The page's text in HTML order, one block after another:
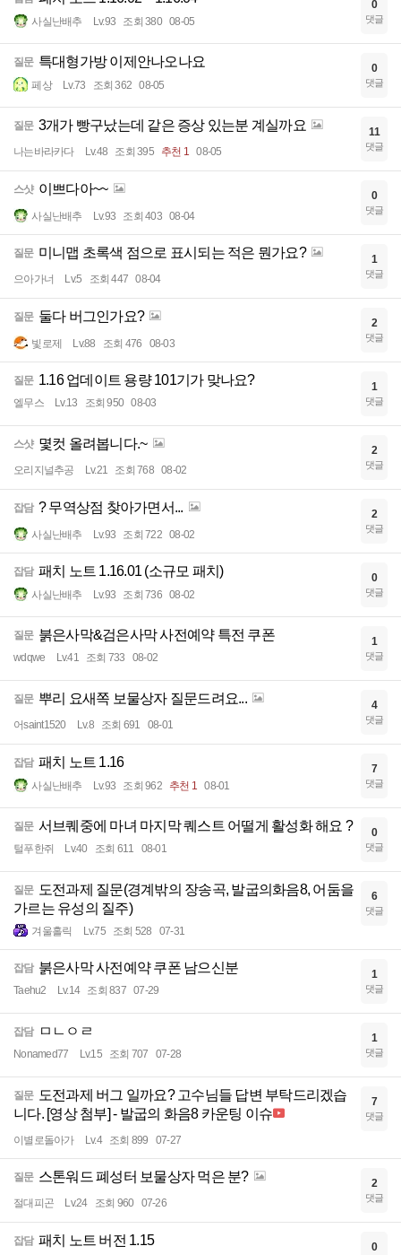
사실난배추 Lv.93 조회 380 08-05
0
댓글
질문 특대형가방 이제안나오나요
페상 Lv.73 조회 362 08-05
0
댓글
질문 3개가 빵구났는데 같은 증상 있는분 계실까요
나는바라카다 Lv.48 조회 395 추천 1 08-05
11
댓글
스샷 이쁘다아~~
사실난배추 Lv.93 조회 403 08-04
0
댓글
질문 미니맵 초록색 점으로 표시되는 적은 뭔가요?
으아가너 Lv.5 조회 447 08-04
1
댓글
질문 둘다 버그인가요?
빛로제 Lv.88 조회 476 08-03
2
댓글
질문 1.16 업데이트 용량 101기가 맞나요?
엘무스 Lv.13 조회 950 08-03
1
댓글
스샷 몇컷 올려봅니다.~
오리지널추공 Lv.21 조회 768 08-02
2
댓글
잡담 ? 무역상점 찾아가면서...
사실난배추 Lv.93 조회 722 08-02
2
댓글
잡담 패치 노트 1.16.01 (소규모 패치)
사실난배추 Lv.93 조회 736 08-02
0
댓글
질문 붉은사막&검은사막 사전예약 특전 쿠폰
wdqwe Lv.41 조회 733 08-02
1
댓글
질문 뿌리 요새쪽 보물상자 질문드려요...
어saint1520 Lv.8 조회 691 08-01
4
댓글
잡담 패치 노트 1.16
사실난배추 Lv.93 조회 962 추천 1 08-01
7
댓글
질문 서브퀘중에 마녀 마지막 퀘스트 어떨게 활성화 해요 ?
털푸한쥐 Lv.40 조회 611 08-01
0
댓글
질문 도전과제 질문(경계밖의 장송곡, 발굽의화음8, 어둠을
가르는 유성의 질주)
겨울홀릭 Lv.75 조회 528 07-31
6
댓글
잡담 붉은사막 사전예약 쿠폰 남으신분
Taehu2 Lv.14 조회 837 07-29
1
댓글
잡담 ㅁㄴㅇㄹ
Nonamed77 Lv.15 조회 707 07-28
1
댓글
질문 도전과제 버그 일까요? 고수님들 답변 부탁드리겠습
니다. [영상 첨부] - 발굽의 화음8 카운팅 이슈
이별로돌아가 Lv.4 조회 899 07-27
7
댓글
질문 스톤워드 폐성터 보물상자 먹은 분?
절대피곤 Lv.24 조회 960 07-26
2
댓글
잡담 패치 노트 버전 1.15 0